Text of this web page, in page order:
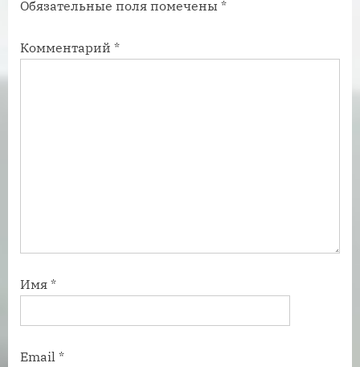
и
ь
и
Обязательные поля помечены *
Комментарий *
Имя *
Email *